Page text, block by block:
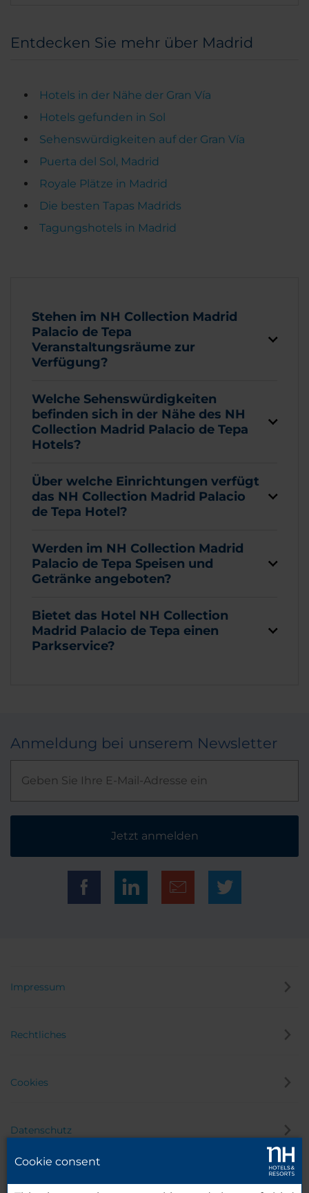
Entdecken Sie mehr über Madrid
Hotels in der Nähe der Gran Vía
Hotels gefunden in Sol
Sehenswürdigkeiten auf der Gran Vía
Puerta del Sol, Madrid
Royale Plätze in Madrid
Die besten Tapas Madrids
Tagungshotels in Madrid
Stehen im NH Collection Madrid
Palacio de Tepa
Veranstaltungsräume zur
Verfügung?
Welche Sehenswürdigkeiten
befinden sich in der Nähe des NH
Collection Madrid Palacio de Tepa
Hotels?
Über welche Einrichtungen verfügt
das NH Collection Madrid Palacio
de Tepa Hotel?
Werden im NH Collection Madrid
Palacio de Tepa Speisen und
Getränke angeboten?
Bietet das Hotel NH Collection
Madrid Palacio de Tepa einen
Parkservice?
Anmeldung bei unserem Newsletter
Jetzt anmelden
Impressum
Rechtliches
Cookies
Datenschutz
Cookie consent